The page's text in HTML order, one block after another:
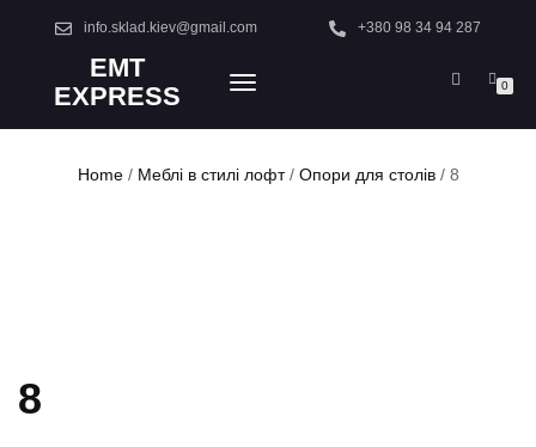
info.sklad.kiev@gmail.com +380 98 34 94 287
EMT
EXPRESS
TOGGLE
0
Home/ Меблі в стилі лофт/ Опори для столів/ 8
8